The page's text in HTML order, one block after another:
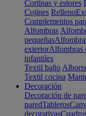
Cortinas y estores
Cojines Relleno
Complementos
Alfombras
pequeñas
exteriorAlfombras
infantiles
Textil baño
Textil cocina
Decoración
Decoración de
paredTableros
decorativas